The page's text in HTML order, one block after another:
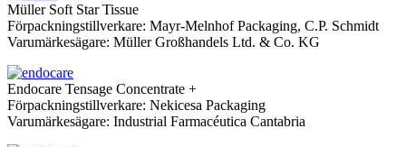
Müller Soft Star Tissue
Förpackningstillverkare: Mayr-Melnhof Packaging, C.P. Schmidt
Varumärkesägare: Müller Großhandels Ltd. & Co. KG
Endocare Tensage Concentrate +
Förpackningstillverkare: Nekicesa Packaging
Varumärkesägare: Industrial Farmacéutica Cantabria